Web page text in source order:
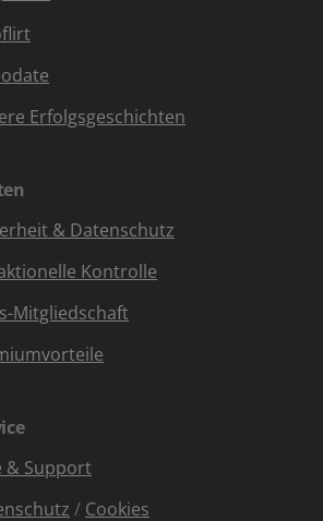
Erfolgsgeschichten
& Datenschutz
Kontrolle
Mitgliedschaft
& Support
/ Cookies